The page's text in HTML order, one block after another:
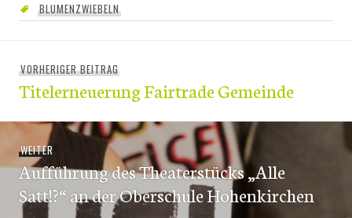
BLUMENZWIEBELN
VORHERIGER BEITRAG
Beitrag:
Titelerneuerung Fairtrade Gemeinde
WEITER
Nächster
Beitrag:
Aufführung des Theaterstücks „Alle
Satt!?“ an der Oberschule Hohenkirchen